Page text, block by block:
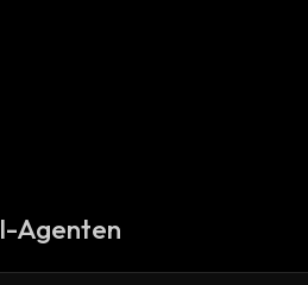
Agenten